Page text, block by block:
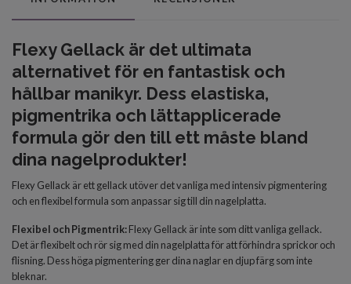
Flexy Gellack är det ultimata
alternativet för en fantastisk och
hållbar manikyr. Dess elastiska,
pigmentrika och lättapplicerade
formula gör den till ett måste bland
dina nagelprodukter!
Flexy Gellack är ett gellack utöver det vanliga med intensiv pigmentering
och en flexibel formula som anpassar sig till din nagelplatta.
Flexibel och Pigmentrik:Flexy Gellack är inte som ditt vanliga gellack.
Det är flexibelt och rör sig med din nagelplatta för att förhindra sprickor och
flisning. Dess höga pigmentering ger dina naglar en djup färg som inte
bleknar.